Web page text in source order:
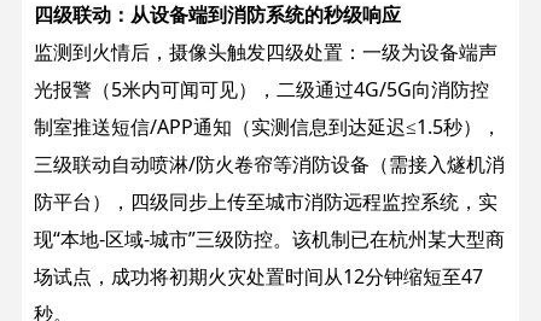
四级联动：从设备端到消防系统的秒级响应
监测到火情后，摄像头触发四级处置：一级为设备端声
光报警（5米内可闻可见），二级通过4G/5G向消防控
制室推送短信/APP通知（实测信息到达延迟≤1.5秒），
三级联动自动喷淋/防火卷帘等消防设备（需接入燧机消
防平台），四级同步上传至城市消防远程监控系统，实
现“本地-区域-城市”三级防控。该机制已在杭州某大型商
场试点，成功将初期火灾处置时间从12分钟缩短至47
秒。